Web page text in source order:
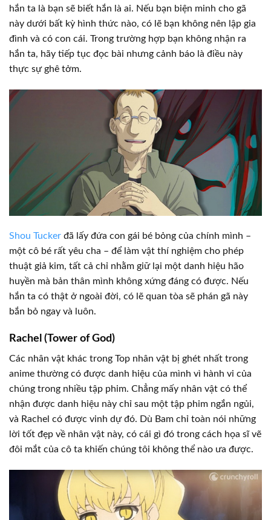
hắn ta là bạn sẽ biết hắn là ai. Nếu bạn biện minh cho gã
này dưới bất kỳ hình thức nào, có lẽ bạn không nên lập gia
đình và có con cái. Trong trường hợp bạn không nhận ra
hắn ta, hãy tiếp tục đọc bài nhưng cảnh báo là điều này
thực sự ghê tởm.
Shou Tucker đã lấy đứa con gái bé bỏng của chính mình –
một cô bé rất yêu cha – để làm vật thí nghiệm cho phép
thuật giả kim, tất cả chỉ nhằm giữ lại một danh hiệu hão
huyền mà bản thân mình không xứng đáng có được. Nếu
hắn ta có thật ở ngoài đời, có lẽ quan tòa sẽ phán gã này
bắn bỏ ngay và luôn.
Rachel (Tower of God)
Các nhân vật khác trong Top nhân vật bị ghét nhất trong
anime thường có được danh hiệu của mình vì hành vi của
chúng trong nhiều tập phim. Chẳng mấy nhân vật có thể
nhận được danh hiệu này chỉ sau một tập phim ngắn ngủi,
và Rachel có được vinh dự đó. Dù Bam chỉ toàn nói những
lời tốt đẹp về nhân vật này, có cái gì đó trong cách họa sĩ vẽ
đôi mắt của cô ta khiến chúng tôi không thể nào ưa được.